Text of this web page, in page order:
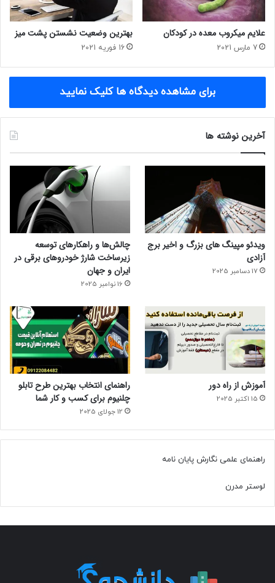
علایم میکروب معده در کودکان
7 مارس 2021
بهترین وضعیت نشستن پشت میز
16 فوریه 2021
برای مشاهده دیدگاه ها کلیک نمایید
آخرین نوشته ها
ویدئو مپینگ های بزرگ و اخیر برج
آزادی
17 دسامبر 2025
چالش‌ها و راهکارهای توسعه
زیرساخت شارژ خودروهای برقی در
ایران و جهان
16 نوامبر 2025
آموزش از راه دور
15 اکتبر 2025
راهنمای انتخاب بهترین طرح تابلو
چلنیوم برای کسب و کار شما
12 جولای 2025
راهنمای علمی نگارش پایان نامه
لوستر مدرن